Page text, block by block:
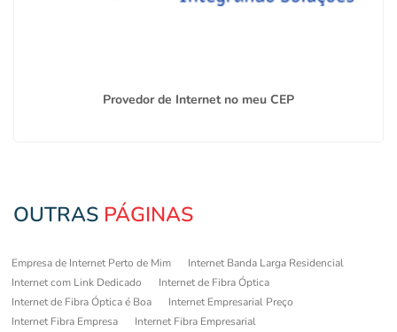
Provedor de Internet no meu CEP
OUTRAS PÁGINAS
Empresa de Internet Perto de Mim
Internet Banda Larga Residencial
Internet com Link Dedicado
Internet de Fibra Óptica
Internet de Fibra Óptica é Boa
Internet Empresarial Preço
Internet Fibra Empresa
Internet Fibra Empresarial